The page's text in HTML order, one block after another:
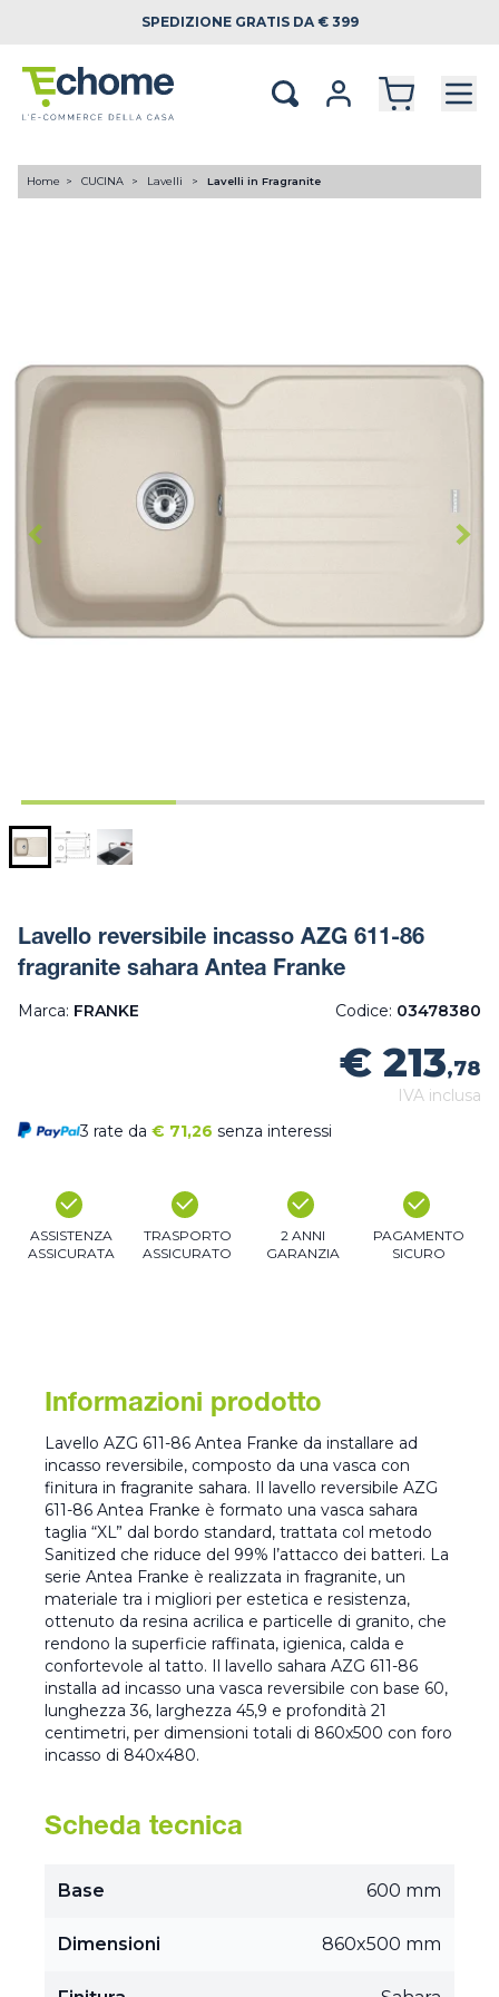
SPEDIZIONE GRATIS DA € 399
Home CUCINA Lavelli Lavelli in Fragranite
Lavello reversibile incasso AZG 611-86
fragranite sahara Antea Franke
Marca: FRANKE Codice: 03478380
€ 213,78
IVA inclusa
3 rate da € 71,26 senza interessi
ASSISTENZA
ASSICURATA
TRASPORTO
ASSICURATO
2 ANNI
GARANZIA
PAGAMENTO
SICURO
Informazioni prodotto
Lavello AZG 611-86 Antea Franke da installare ad
incasso reversibile, composto da una vasca con
finitura in fragranite sahara. Il lavello reversibile AZG
611-86 Antea Franke è formato una vasca sahara
taglia “XL” dal bordo standard, trattata col metodo
Sanitized che riduce del 99% l’attacco dei batteri. La
serie Antea Franke è realizzata in fragranite, un
materiale tra i migliori per estetica e resistenza,
ottenuto da resina acrilica e particelle di granito, che
rendono la superficie raffinata, igienica, calda e
confortevole al tatto. Il lavello sahara AZG 611-86
installa ad incasso una vasca reversibile con base 60,
lunghezza 36, larghezza 45,9 e profondità 21
centimetri, per dimensioni totali di 860x500 con foro
incasso di 840x480.
Scheda tecnica
Base 600 mm
Dimensioni 860x500 mm